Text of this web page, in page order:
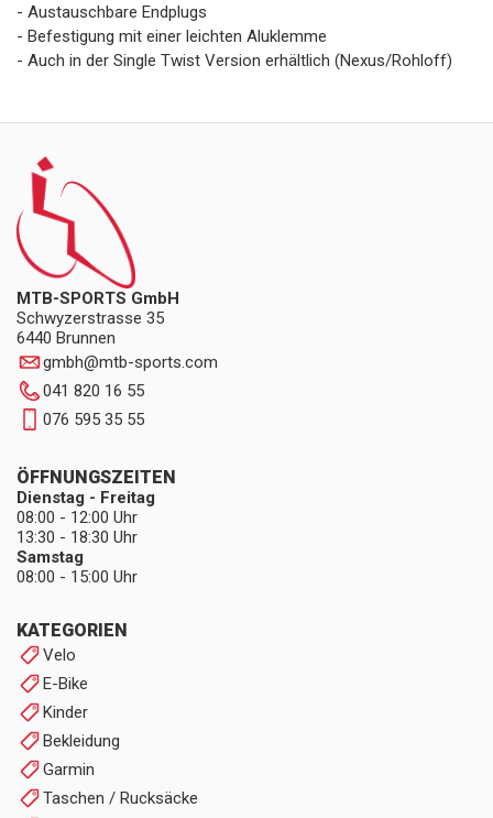
- Austauschbare Endplugs
- Befestigung mit einer leichten Aluklemme
- Auch in der Single Twist Version erhältlich (Nexus/Rohloff)
MTB-SPORTS GmbH
Schwyzerstrasse 35
6440 Brunnen
gmbh@mtb-sports.com
041 820 16 55
076 595 35 55
KATEGORIEN
Velo
E-Bike
Kinder
Bekleidung
Garmin
Taschen / Rucksäcke
ÖFFNUNGSZEITEN
Dienstag - Freitag
08:00 - 12:00 Uhr
13:30 - 18:30 Uhr
Samstag
08:00 - 15:00 Uhr